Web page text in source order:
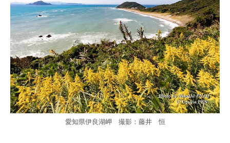
愛知県伊良湖岬 撮影：藤井 恒